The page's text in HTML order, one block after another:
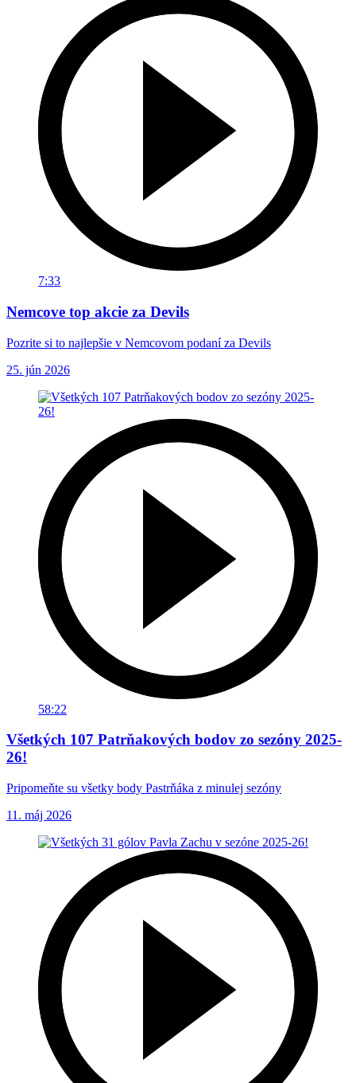
7:33
Nemcove top akcie za Devils
Pozrite si to najlepšie v Nemcovom podaní za Devils
25. jún 2026
58:22
Všetkých 107 Patrňakových bodov zo sezóny 2025-
26!
Pripomeňte su všetky body Pastrňáka z minulej sezóny
11. máj 2026